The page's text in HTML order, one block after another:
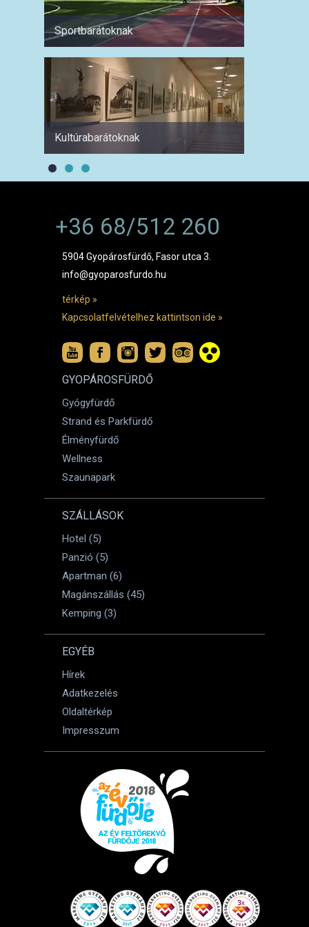
Sportbarátoknak
Kultúrabarátoknak
+36 68/512 260
5904 Gyopárosfürdő, Fasor utca 3.
info@gyoparosfurdo.hu
térkép »
Kapcsolatfelvételhez kattintson ide »
GYOPÁROSFÜRDŐ
Gyógyfürdő
Strand és Parkfürdő
Élményfürdő
Wellness
Szaunapark
SZÁLLÁSOK
Hotel (5)
Panzió (5)
Apartman (6)
Magánszállás (45)
Kemping (3)
EGYÉB
Hírek
Adatkezelés
Oldaltérkép
Impresszum